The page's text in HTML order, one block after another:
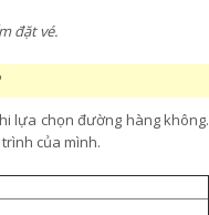
đặt vé.
lựa chọn đường hàng không.
của mình.